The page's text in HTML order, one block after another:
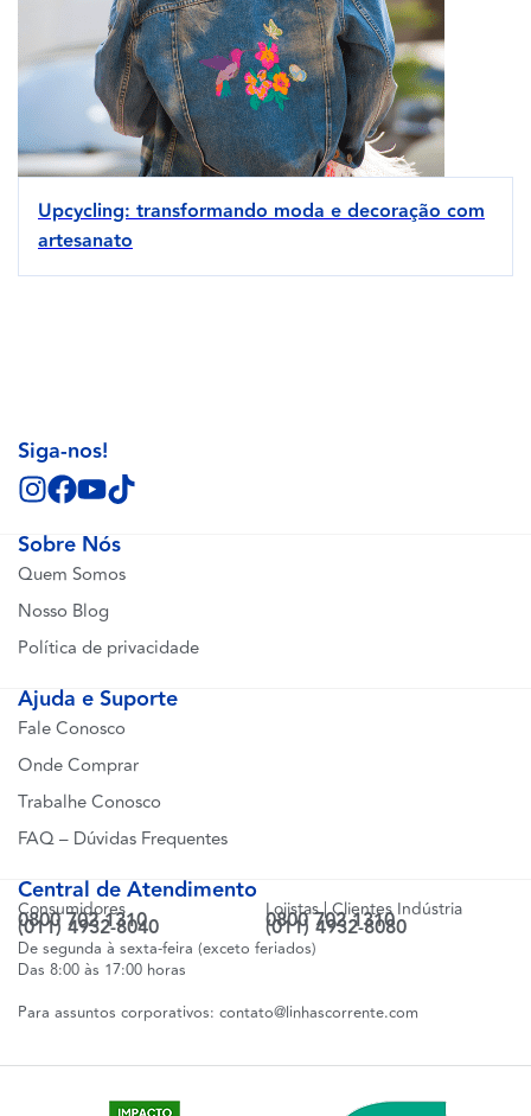
Upcycling: transformando moda e decoração com
artesanato
Sobre Nós
Quem Somos
Nosso Blog
Política de privacidade
Ajuda e Suporte
Fale Conosco
Onde Comprar
Trabalhe Conosco
FAQ – Dúvidas Frequentes
Central de Atendimento
Consumidores
0800 702 1310
(011) 4932-8040
Lojistas | Clientes Indústria
0800 702 1310
(011) 4932-8080
De segunda à sexta-feira (exceto feriados)
Das 8:00 às 17:00 horas
Para assuntos corporativos: contato@linhascorrente.com
Siga-nos!